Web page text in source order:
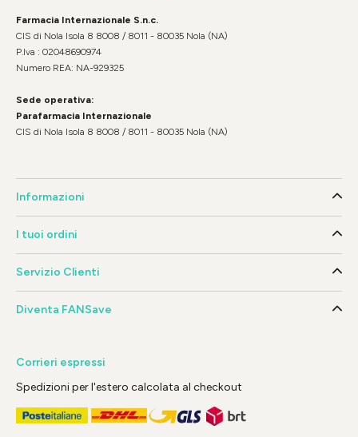
Farmacia Internazionale S.n.c.
CIS di Nola Isola 8 8008 / 8011 - 80035 Nola (NA)
P.Iva : 02048690974
Numero REA: NA-929325
Sede operativa:
Parafarmacia Internazionale
CIS di Nola Isola 8 8008 / 8011 - 80035 Nola (NA)
Informazioni
I tuoi ordini
Servizio Clienti
Diventa FANSave
Corrieri espressi
Spedizioni per l'estero calcolata al checkout